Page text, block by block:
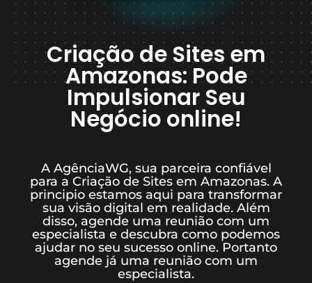
Criação de Sites em
Amazonas: Pode
Impulsionar Seu
Negócio online!
A AgênciaWG, sua parceira confiável
para a Criação de Sites em Amazonas. A
principio estamos aqui para transformar
sua visão digital em realidade. Além
disso, agende uma reunião com um
especialista e descubra como podemos
ajudar no seu sucesso online. Portanto
agende já uma reunião com um
especialista.